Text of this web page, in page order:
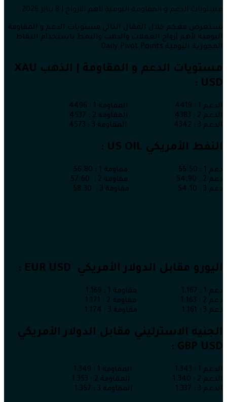
مستويات الدعم و المقاومة اليومية لأهم الأزواج | 8 يناير 2026
نستعرض معكم خلال المقال التالي مستويات الدعم و المقاومة
اليومية لأهم أزواج العملات والذهب والنفط باستخدام النقاط
المحورية اليومية Daily Pivot Points
مستويات الدعم و المقاومة | الذهب XAU
USD :
الدعم 1 : 4419 المقاومة 1 : 4496
الدعم 2 : 4383 المقاومة 2 : 4537
الدعم 3 : 4342 المقاومة 3 : 4573
النفط الأمريكي US OIL :
دعم 1 : 55.50 مقاومة 1 : 56.80
دعم 2 : 54.90 مقاومة 2 : 57.60
دعم 3 : 54.10 مقاومة 3 : 58.30
اليورو مقابل الدولار الأمريكي EUR USD :
دعم 1 : 1.167 مقاومة 1 : 1.169
دعم 2 : 1.163 مقاومة 2 : 1.171
دعم 3 : 1.161 مقاومة 3 : 1.174
الجنيه الاسترليني مقابل الدولار الأمريكي
GBP USD :
الدعم 1 : 1.343 المقاومة 1 : 1.349
الدعم 2 : 1.340 المقاومة 2 : 1.353
الدعم 3 : 1.337 المقاومة 3 : 1.357